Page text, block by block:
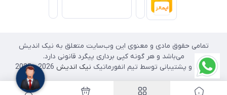
تمامی حقوق مادی و معنوی این وب‌سایت متعلق به نیک اندیش
می‌باشد و هر گونه کپی برداری پیگرد قانونی دارد.
طراحی و پشتیبانی توسط تیم انفورماتیک نیک اندیش 2026 - 2025